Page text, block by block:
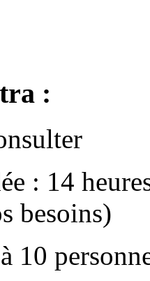
:
: 14
besoins)
à 10